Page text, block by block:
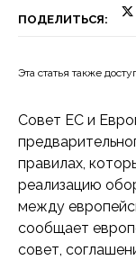
ПОДЕЛИТЬСЯ:
Эта статья также
Совет ЕС и
правилах,
реализацию
между
сообщает
совет,